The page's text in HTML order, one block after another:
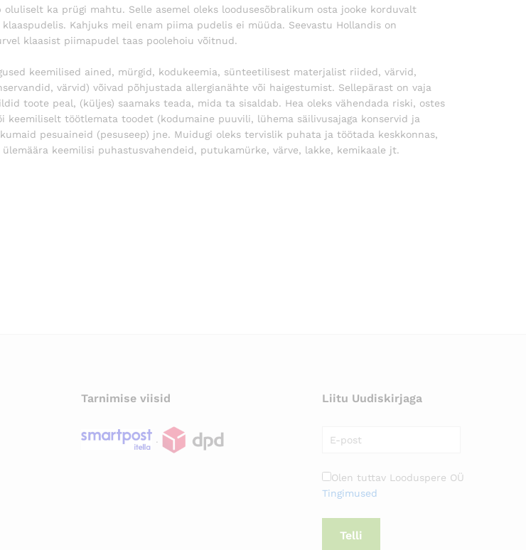
oluliselt ka prügi mahtu. Selle asemel oleks loodusesõbralikum osta jooke korduvalt
Kahjuks meil enam piima pudelis ei müüda. Seevastu Hollandis on
klaasist piimapudel taas poolehoiu võitnud.
keemilised ained, mürgid, kodukeemia, sünteetilisest materjalist riided, värvid,
värvid) võivad põhjustada allergianähte või haigestumist. Sellepärast on vaja
toote peal, (küljes) saamaks teada, mida ta sisaldab. Hea oleks vähendada riski, ostes
keemiliselt töötlemata toodet (kodumaine puuvili, lühema säilivusajaga konservid ja
pesuaineid (pesuseep) jne. Muidugi oleks tervislik puhata ja töötada keskkonnas,
keemilisi puhastusvahendeid, putukamürke, värve, lakke, kemikaale jt.
Tarnimise viisid Liitu Uudiskirjaga
Olen tuttav Looduspere OÜ
Tingimused
Telli